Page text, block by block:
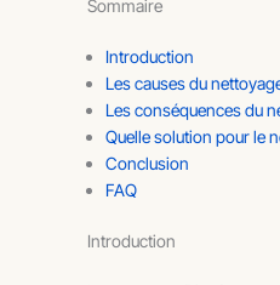
Sommaire
Introduction
Les causes du
Les conséquences du
Quelle solution pour le
Conclusion
FAQ
Introduction